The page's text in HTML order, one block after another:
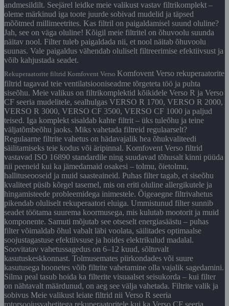
andmesildilt. Seejärel leidke meie valikust vastav filtrikomplekt –
oleme märkinud iga toote juurde sobivad mudelid ja täpsed
mõõtmed millimeetrites. Kas filtril on paigaldamisel suund oluline?
Jah, see on väga oluline! Kõigil meie filtritel on õhuvoolu suunda
näitav nool. Filter tuleb paigaldada nii, et nool näitab õhuvoolu
suunas. Vale paigaldus vähendab oluliselt filtreerimise efektiivsust ja
võib kahjustada seadet.
Rekuperaatorite filtrid Komfovent Verso Komfovent Verso rekuperaatorite
filtrid tagavad teie ventilatsiooniseadme tõrgeteta töö ja puhta
siseõhu. Meie valikus on filtrikomplektid kõikidele Verso R ja Verso
CF seeria mudelitele, sealhulgas VERSO R 1700, VERSO R 2000,
VERSO R 3000, VERSO CF 3500, VERSO CF 1000 ja paljud
teised. Iga komplekt sisaldab kahte filtrit – üks tuleõhu ja teine
väljatõmbeõhu jaoks. Miks vahetada filtreid regulaarselt?
Regulaarne filtrite vahetus on hädavajalik hea õhukvaliteedi
säilitamiseks teie kodus või äripinnal. Komfovent Verso filtrid
vastavad ISO 16890 standardile ning suudavad tõhusalt kinni püüda
nii peeneid kui ka jämedamaid osakesi – tolmu, õietolmu,
hallituseooseid ja muid saasteaineid. Puhas filter tagab, et siseõhu
kvaliteet püsib kõrgel tasemel, mis on eriti oluline allergikutele ja
hingamisteede probleemidega inimestele. Õigeaegne filtrivahetus
pikendab oluliselt rekuperaatori eluiga. Ummistunud filter sunnib
seadet töötama suurema koormusega, mis kulutab mootorit ja muid
komponente. Samuti mõjutab see otseselt energiasäästu – puhas
filter võimaldab õhul vabalt läbi voolata, säilitades optimaalse
soojustagastuse efektiivsuse ja hoides elektrikulud madalal.
Soovitatav vahetussagedus on 6–12 kuud, sõltuvalt
kasutuskeskkonnast. Tolmusemates piirkondades või suure
kasutusega hoonetes võib filtrite vahetamine olla vajalik sagedamini.
Silma peal tasub hoida ka filterite visuaalset seisukorda – kui filter
on nähtavalt määrdunud, on aeg see välja vahetada. Filtrite valik ja
sobivus Meie valikust leiate filtrid nii Verso R seeria
rotorsoojusvahetitega rekuperaatoritele kui ka Verso CF seeria